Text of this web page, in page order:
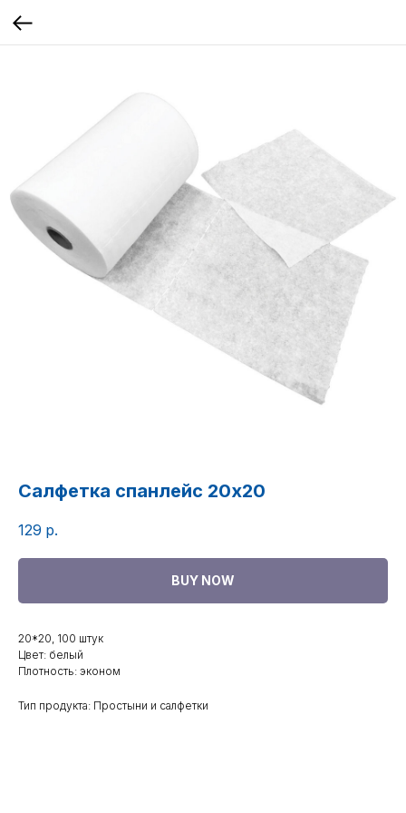
Салфетка спанлейс 20х20
129 р.
BUY NOW
20*20, 100 штук
Цвет: белый
Плотность: эконом
Тип продукта: Простыни и салфетки